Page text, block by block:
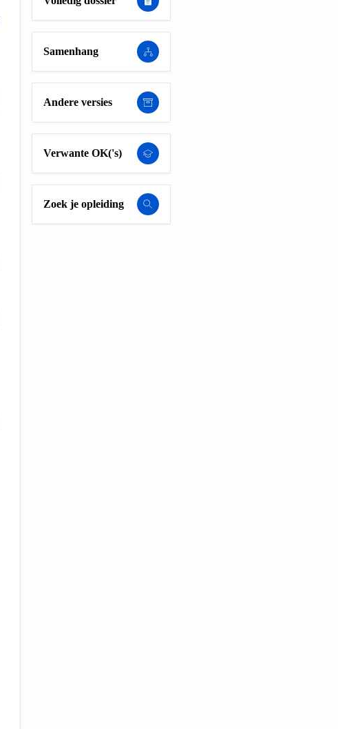
Samenhang
Andere versies
Verwante OK('s)
Zoek je opleiding